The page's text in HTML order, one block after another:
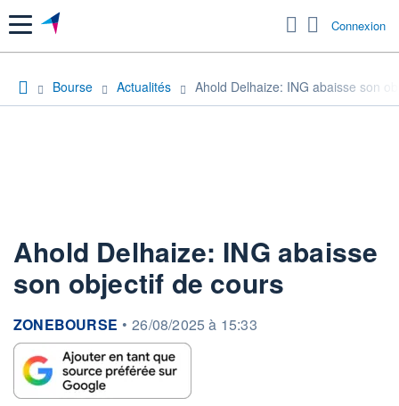
Menu Connexion
Bourse Actualités Ahold Delhaize: ING abaisse son
Ahold Delhaize: ING abaisse
son objectif de cours
information fournie par
ZONEBOURSE • 26/08/2025 à 15:33